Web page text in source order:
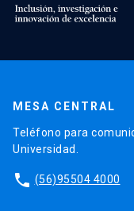
MESA CENTRAL
Teléfono para
Universidad.
phone (56)95504 4000